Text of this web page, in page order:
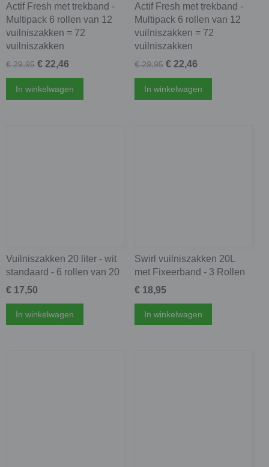
Actif Fresh met trekband -
Multipack 6 rollen van 12
vuilniszakken = 72
vuilniszakken
€ 29,95 € 22,46
In winkelwagen
Actif Fresh met trekband -
Multipack 6 rollen van 12
vuilniszakken = 72
vuilniszakken
€ 29,95 € 22,46
In winkelwagen
Vuilniszakken 20 liter - wit
standaard - 6 rollen van 20
€ 17,50
In winkelwagen
Swirl vuilniszakken 20L
met Fixeerband - 3 Rollen
€ 18,95
In winkelwagen